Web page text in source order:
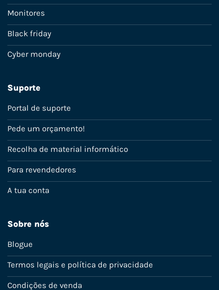
Monitores
Black friday
Cyber monday
Suporte
Portal de suporte
Pede um orçamento!
Recolha de material informático
Para revendedores
A tua conta
Sobre nós
Blogue
Termos legais e política de privacidade
Condições de venda